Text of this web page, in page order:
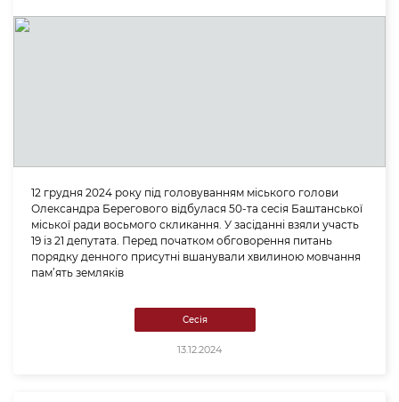
12 грудня 2024 року під головуванням міського голови
Олександра Берегового відбулася 50-та сесія Баштанської
міської ради восьмого скликання. У засіданні взяли участь
19 із 21 депутата. Перед початком обговорення питань
порядку денного присутні вшанували хвилиною мовчання
пам’ять земляків
Сесія
13.12.2024